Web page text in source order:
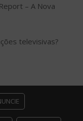
– A Nova
televisivas?